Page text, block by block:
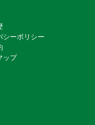
シーポリシー
ップ